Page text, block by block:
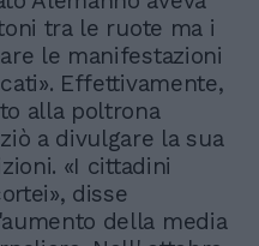
tra le ruote ma i
le manifestazioni
Effettivamente,
alla poltrona
a divulgare la sua
«I cittadini
disse
della media